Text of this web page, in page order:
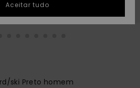
conversa para
a
mais
ski Preto homem
Aceitar tudo